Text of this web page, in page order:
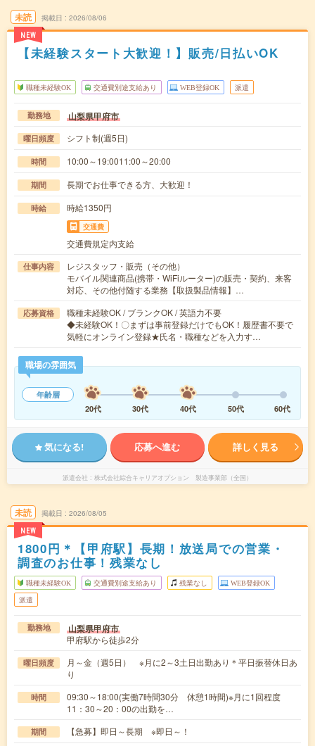
未読
NEW
掲載日 2026/08/06
【未経験スタート大歓迎！】販売/日払いOK
職種未経験OK 交通費別途支給あり WEB登録OK 派遣
勤務地 山梨県甲府市
曜日頻度 シフト制(週5日)
時間 10:00～19:0011:00～20:00
期間 長期でお仕事できる方、大歓迎！
時給 時給1350円
交通費
交通費規定内支給
仕事内容
レジスタッフ・販売（その他）
モバイル関連商品(携帯・WiFiルーター)の販売・契約、来客
対応、その他付随する業務【取扱製品情報】…
応募資格
職種未経験OK / ブランクOK / 英語力不要
◆未経験OK！〇まずは事前登録だけでもOK！履歴書不要で
気軽にオンライン登録★氏名・職種などを入力す…
職場の雰囲気
年齢層
20代
30代 40代 50代 60代
気になる! 応募へ進む 詳しく見る
派遣会社 株式会社綜合キャリアオプション 製造事業部（全国）
未読
NEW
掲載日 2026/08/05
1800円＊【甲府駅】長期！放送局での営業・
調査のお仕事！残業なし
職種未経験OK 交通費別途支給あり 残業なし WEB登録OK
派遣
勤務地 山梨県甲府市
甲府駅から徒歩2分
曜日頻度
月～金（週5日） ※月に2～3土日出勤あり＊平日振替休日あ
り
時間
09:30～18:00(実働7時間30分 休憩1時間)※月に1回程度
11：30～20：00の出勤を…
期間 【急募】即日～長期 ※即日～！